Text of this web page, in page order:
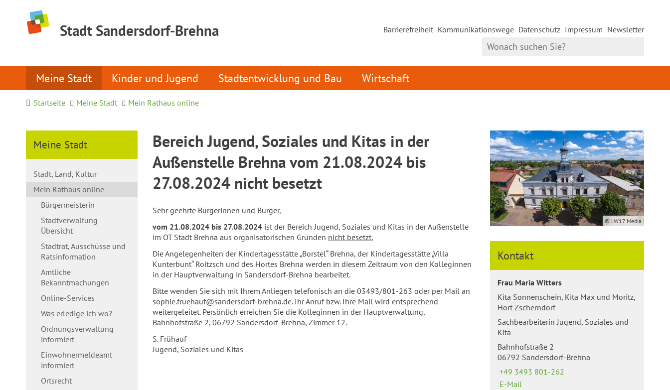
Stadt Sandersdorf-Brehna Barrierefreiheit Kommunikationswege Datenschutz Impressum Newsletter
Meine Stadt Kinder und Jugend Stadtentwicklung und Bau Wirtschaft
Startseite Meine Stadt Mein Rathaus online
Meine Stadt
Stadt, Land, Kultur
Mein Rathaus online
Bürgermeisterin
Stadtverwaltung
Übersicht
Stadtrat, Ausschüsse und
Ratsinformation
Amtliche
Bekanntmachungen
Online-Services
Was erledige ich wo?
Ordnungsverwaltung
informiert
Einwohnermeldeamt
informiert
Ortsrecht
Bereich Jugend, Soziales und Kitas in der
Außenstelle Brehna vom 21.08.2024 bis
27.08.2024 nicht besetzt
Sehr geehrte Bürgerinnen und Bürger,
vom 21.08.2024 bis 27.08.2024 ist der Bereich Jugend, Soziales und Kitas in der Außenstelle
im OT Stadt Brehna aus organisatorischen Gründen nicht besetzt.
Die Angelegenheiten der Kindertagesstätte „Borstel“ Brehna, der Kindertagesstätte „Villa
Kunterbunt“ Roitzsch und des Hortes Brehna werden in diesem Zeitraum von den Kolleginnen
in der Hauptverwaltung in Sandersdorf-Brehna bearbeitet.
Bitte wenden Sie sich mit Ihrem Anliegen telefonisch an die 03493/801-263 oder per Mail an
sophie.fruehauf@sandersdorf-brehna.de. Ihr Anruf bzw. Ihre Mail wird entsprechend
weitergeleitet. Persönlich erreichen Sie die Kolleginnen in der Hauptverwaltung,
Bahnhofstraße 2, 06792 Sandersdorf-Brehna, Zimmer 12.
S. Frühauf
Jugend, Soziales und Kitas
© LW17 Media
Kontakt
Frau Maria Witters
Kita Sonnenschein, Kita Max und Moritz,
Hort Zscherndorf
Sachbearbeiterin Jugend, Soziales und
Kita
Bahnhofstraße 2
06792 Sandersdorf-Brehna
+49 3493 801-262
E-Mail